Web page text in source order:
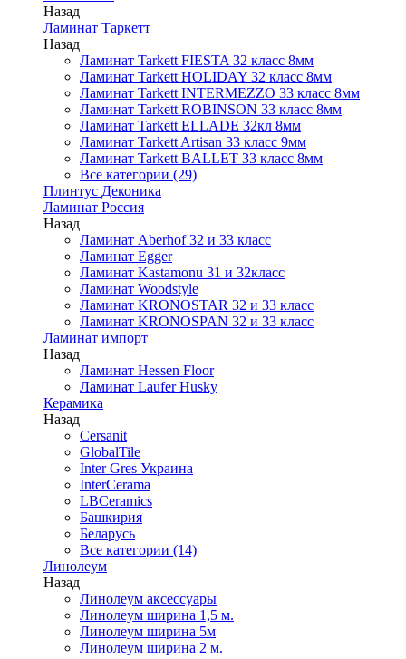
Назад
Ламинат Таркетт
Назад
Ламинат Tarkett FIESTA 32 класс 8мм
Ламинат Tarkett HOLIDAY 32 класс 8мм
Ламинат Tarkett INTERMEZZO 33 класс 8мм
Ламинат Tarkett ROBINSON 33 класс 8мм
Ламинат Tarkett ELLADE 32кл 8мм
Ламинат Tarkett Artisan 33 класс 9мм
Ламинат Tarkett BALLET 33 класс 8мм
Все категории (29)
Плинтус Деконика
Ламинат Россия
Назад
Ламинат Aberhof 32 и 33 класс
Ламинат Egger
Ламинат Kastamonu 31 и 32класс
Ламинат Woodstyle
Ламинат KRONOSTAR 32 и 33 класс
Ламинат KRONOSPAN 32 и 33 класс
Ламинат импорт
Назад
Ламинат Hessen Floor
Ламинат Laufer Husky
Керамика
Назад
Cersanit
GlobalTile
Inter Gres Украина
InterCerama
LBCeramics
Башкирия
Беларусь
Все категории (14)
Линолеум
Назад
Линолеум аксессуары
Линолеум ширина 1,5 м.
Линолеум ширина 5м
Линолеум ширина 2 м.